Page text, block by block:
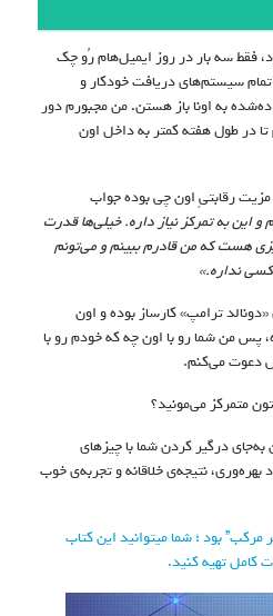
فقط سه بار در روز ایمیل‌هام رُو چک
تمام سیستم‌های دریافت خودکار و
به اونا باز هستن. من مجبورم دور
در طول هفته کمتر به داخل اون
رقابتیِ اون چی بوده جواب
این به تمرکز نیاز داره. خیلی‌ها قدرت
هست که من قادرم ببینم و می‌تونم
نداره.»
ترامپ» کارساز بوده و اون
پس من شما رو با اون چه که خودم رو با
دعوت می‌کنم.
متمرکز می‌مونید؟
درگیر کردن شما با چیزهای
نتیجه‌ی خلاقانه و تجربه‌ی خوب
مرکب” بود ؛ شما میتوانید این کتاب
کامل تهیه کنید.